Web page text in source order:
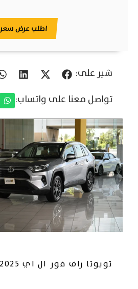
اطلب عرض سعر
شير على:
تواصل معنا على واتساب:
تويوتا راف فور ال اي 2025